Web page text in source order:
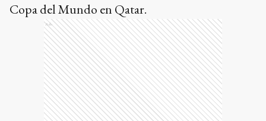
Copa del Mundo en Qatar.
Ads